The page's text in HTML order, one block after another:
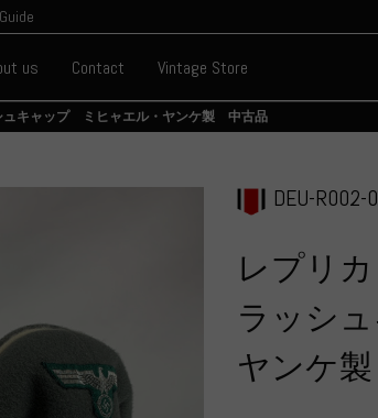
us Contact Vintage Store
キャップ ミヒャエル・ヤンケ製 中古品
DEU-R002-
レプリ
ラッシ
ヤンケ